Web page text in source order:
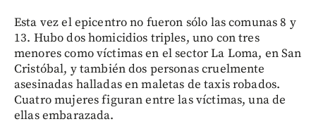
Esta vez el epicentro no fueron sólo las comunas 8 y
13. Hubo dos homicidios triples, uno con tres
menores como víctimas en el sector La Loma, en San
Cristóbal, y también dos personas cruelmente
asesinadas halladas en maletas de taxis robados.
Cuatro mujeres figuran entre las víctimas, una de
ellas embarazada.